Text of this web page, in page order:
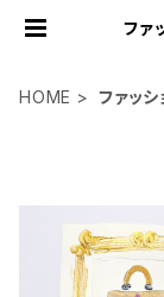
フ
HOME ファッ